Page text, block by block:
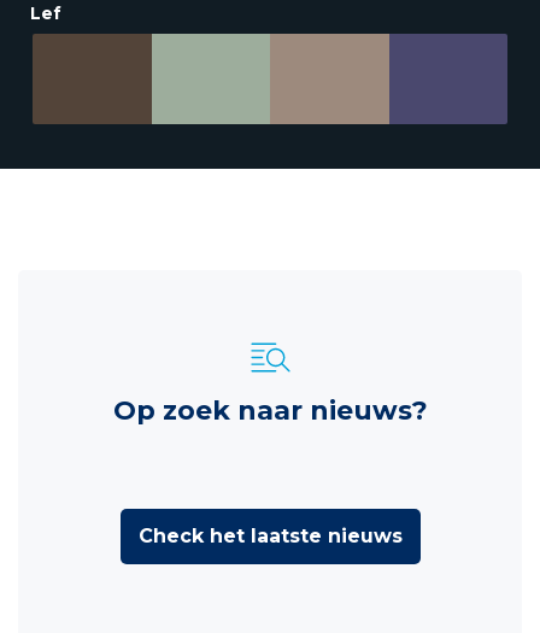
Lef
Op zoek naar nieuws?
Check het laatste nieuws